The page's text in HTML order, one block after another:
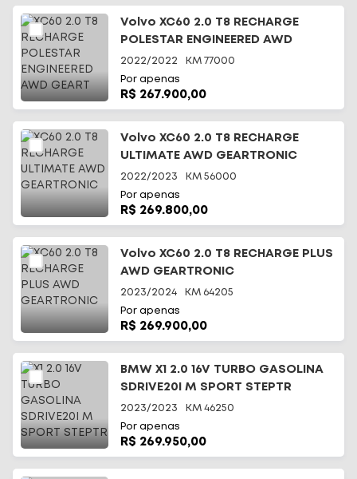
Volvo XC60 2.0 T8 RECHARGE
POLESTAR ENGINEERED AWD
GEART
2022/2022 KM 77000
Por apenas
R$ 267.900,00
Volvo XC60 2.0 T8 RECHARGE
ULTIMATE AWD GEARTRONIC
2022/2023 KM 56000
Por apenas
R$ 269.800,00
Volvo XC60 2.0 T8 RECHARGE PLUS
AWD GEARTRONIC
2023/2024 KM 64205
Por apenas
R$ 269.900,00
BMW X1 2.0 16V TURBO GASOLINA
SDRIVE20I M SPORT STEPTR
2023/2023 KM 46250
Por apenas
R$ 269.950,00